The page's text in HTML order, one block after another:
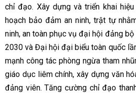
chỉ đạo. Xây dựng và triển khai
hoạch bảo đảm an ninh, trật tự
ninh, an toàn phục vụ đại hội đảng
2030 và Đại hội đại biểu toàn quốc
mạnh công tác phòng ngừa tham
giáo dục liêm chính, xây dựng văn
đảng viên. Tăng cường chỉ đạo